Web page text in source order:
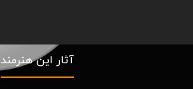
آثار این هنرمند